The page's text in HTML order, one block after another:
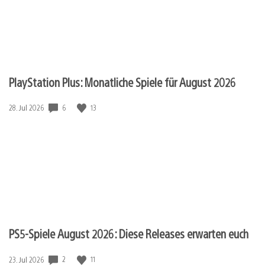
PlayStation Plus: Monatliche Spiele für August 2026
Veröffentlichungsdatum:
28. Jul 2026 6 13
PS5-Spiele August 2026: Diese Releases erwarten euch
Veröffentlichungsdatum:
23. Jul 2026 2 11